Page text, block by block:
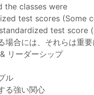
the classes were
test scores (Some
test score (
場合には、それらは重
リーダーシップ
ル
る強い関心